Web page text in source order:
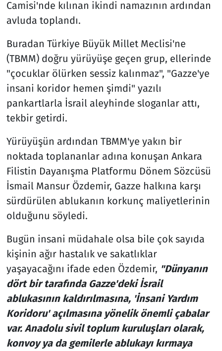
Camisi'nde kılınan ikindi namazının ardından
avluda toplandı.
Buradan Türkiye Büyük Millet Meclisi'ne
(TBMM) doğru yürüyüşe geçen grup, ellerinde
"çocuklar ölürken sessiz kalınmaz", "Gazze'ye
insani koridor hemen şimdi" yazılı
pankartlarla İsrail aleyhinde sloganlar attı,
tekbir getirdi.
Yürüyüşün ardından TBMM'ye yakın bir
noktada toplananlar adına konuşan Ankara
Filistin Dayanışma Platformu Dönem Sözcüsü
İsmail Mansur Özdemir, Gazze halkına karşı
sürdürülen ablukanın korkunç maliyetlerinin
olduğunu söyledi.
Bugün insani müdahale olsa bile çok sayıda
kişinin ağır hastalık ve sakatlıklar
yaşayacağını ifade eden Özdemir, "Dünyanın
dört bir tarafında Gazze'deki İsrail
ablukasının kaldırılmasına, 'İnsani Yardım
Koridoru' açılmasına yönelik önemli çabalar
var. Anadolu sivil toplum kuruluşları olarak,
konvoy ya da gemilerle ablukayı kırmaya
Televizyon